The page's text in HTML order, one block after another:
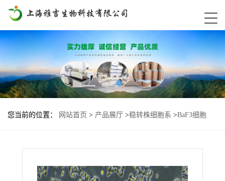
您当前的位置： 网站首页 > 产品展厅 >稳转株细胞系 >BaF3细胞